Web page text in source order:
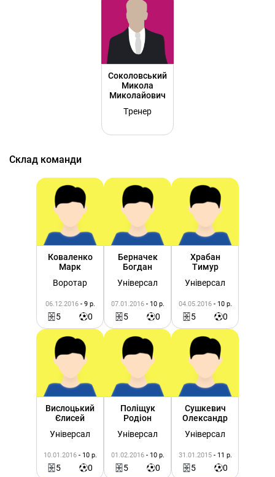
Соколовський
Микола
Миколайович
Тренер
Склад команди
Коваленко
Марк
Воротар
06.12.2016 - 9 р.
5 0
Берначек
Богдан
Універсал
07.01.2016 - 10 р.
5 0
Храбан
Тимур
Універсал
04.05.2016 - 10 р.
5 0
Вислоцький
Єлисей
Універсал
10.01.2016 - 10 р.
5 0
Поліщук
Родіон
Універсал
01.02.2016 - 10 р.
5 0
Сушкевич
Олександр
Універсал
31.01.2015 - 11 р.
5 0